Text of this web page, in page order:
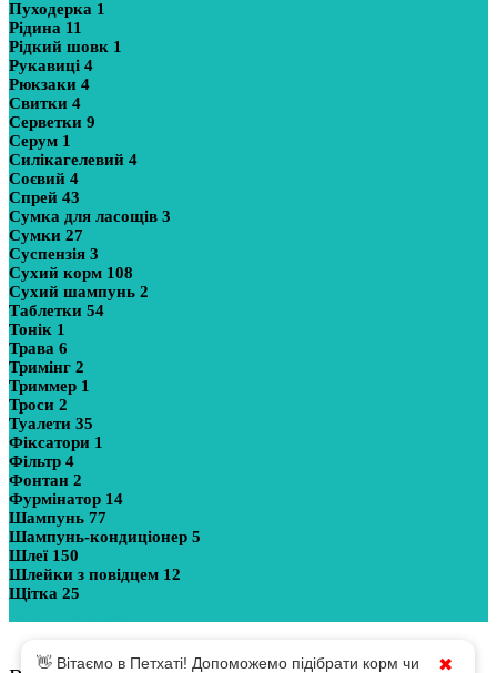
Пуходерка 1
Рідина 11
Рідкий шовк 1
Рукавиці 4
Рюкзаки 4
Свитки 4
Серветки 9
Серум 1
Силікагелевий 4
Соєвий 4
Спрей 43
Сумка для ласощів 3
Сумки 27
Суспензія 3
Сухий корм 108
Сухий шампунь 2
Таблетки 54
Тонік 1
Трава 6
Тримінг 2
Триммер 1
Троси 2
Туалети 35
Фіксатори 1
Фільтр 4
Фонтан 2
Фурмінатор 14
Шампунь 77
Шампунь-кондиціонер 5
Шлеї 150
Шлейки з повідцем 12
Щітка 25
👋 Вітаємо в Петхаті! Допоможемо підібрати корм чи ✖